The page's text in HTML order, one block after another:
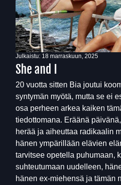
Julkaistu: 18 marraskuun, 2025
She and I
20 vuotta sitten Bia joutui
syntymän myötä, mutta se ei
osa perheen arkea kaiken
tiedottomana. Eräänä
herää ja aiheuttaa radikaalin
hänen ympärillään elävien
tarvitsee opetella puhumaan,
suhteutumaan uudelleen,
hänen ex-miehensä ja tämän